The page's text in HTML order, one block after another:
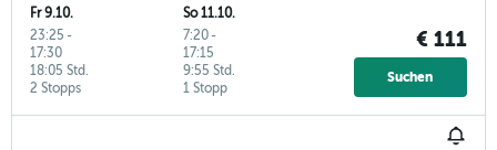
Fr 9.10.
23:25 -
17:30
2 Stopps
18:05 Std.
So 11.10.
7:20-
17:15
1 Stopp
9:55 Std.
€ 111
Suchen